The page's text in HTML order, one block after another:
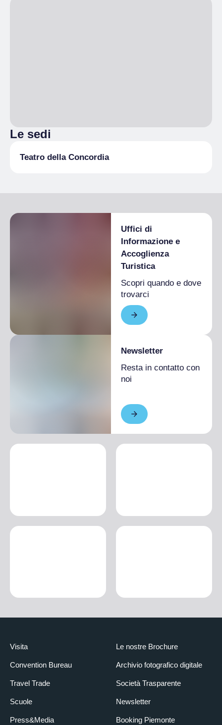
Le sedi
Teatro della Concordia
Uffici di
Informazione e
Accoglienza
Turistica
Scopri quando e dove
trovarci
Newsletter
Resta in contatto con
noi
Visita
Convention Bureau
Travel Trade
Scuole
Press&Media
Le nostre Brochure
Archivio fotografico digitale
Società Trasparente
Newsletter
Booking Piemonte